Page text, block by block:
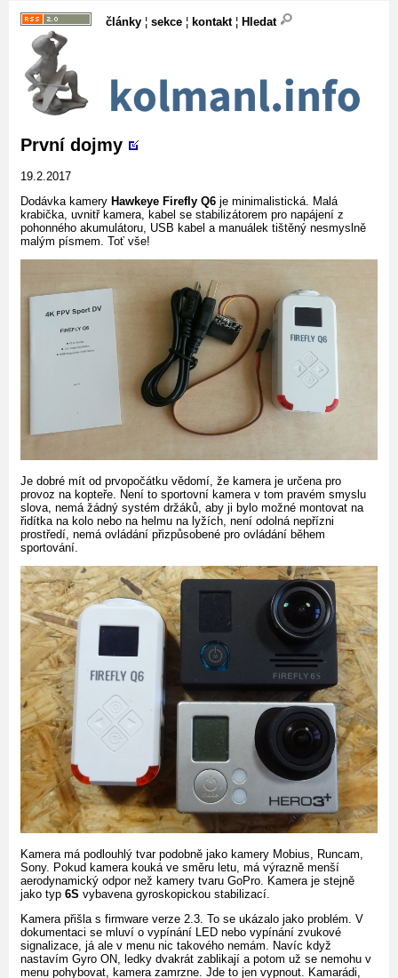
články ¦ sekce ¦ kontakt¦ Hledat
První dojmy
19.2.2017
Dodávka kamery Hawkeye Firefly Q6 je minimalistická. Malá
krabička, uvnitř kamera, kabel se stabilizátorem pro napájení z
pohonného akumulátoru, USB kabel a manuálek tištěný nesmyslně
malým písmem. Toť vše!
Je dobré mít od prvopočátku vědomí, že kamera je určena pro
provoz na kopteře. Není to sportovní kamera v tom pravém smyslu
slova, nemá žádný systém držáků, aby ji bylo možné montovat na
řidítka na kolo nebo na helmu na lyžích, není odolná nepřízni
prostředí, nemá ovládání přizpůsobené pro ovládání během
sportování.
Kamera má podlouhlý tvar podobně jako kamery Mobius, Runcam,
Sony. Pokud kamera kouká ve směru letu, má výrazně menší
aerodynamický odpor než kamery tvaru GoPro. Kamera je stejně
jako typ 6S vybavena gyroskopickou stabilizací.
Kamera přišla s firmware verze 2.3. To se ukázalo jako problém. V
dokumentaci se mluví o vypínání LED nebo vypínání zvukové
signalizace, já ale v menu nic takového nemám. Navíc když
nastavím Gyro ON, ledky dvakrát zablikají a potom už se nemohu v
menu pohybovat, kamera zamrzne. Jde to jen vypnout. Kamarádi,